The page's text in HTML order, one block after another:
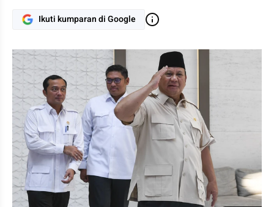
Ikuti kumparan di Google